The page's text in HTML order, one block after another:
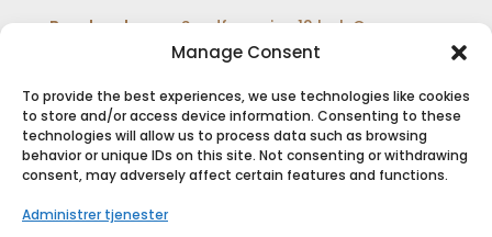
Manage Consent
To provide the best experiences, we use technologies like cookies
to store and/or access device information. Consenting to these
technologies will allow us to process data such as browsing
behavior or unique IDs on this site. Not consenting or withdrawing
consent, may adversely affect certain features and functions.
Administrer tjenester
Besøksadresse:Sundfærveien 12 bak Coop
extra og Shell bensinstasjon
SIKKER BETALING